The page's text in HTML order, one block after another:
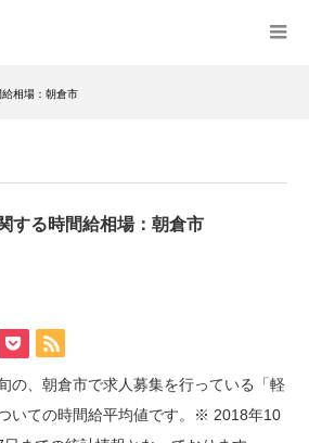
相場：朝倉市
する時間給相場：朝倉市
の、朝倉市で求人募集を行っている「軽
いての時間給平均値です。※ 2018年10